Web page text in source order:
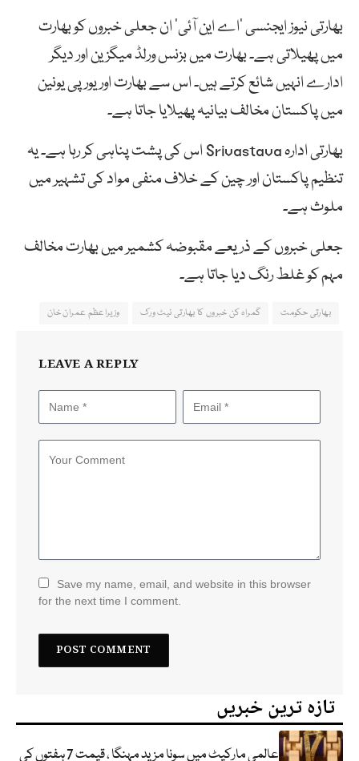
بھارتی نیوز ایجنسی ’اے این آئی‘ ان جعلی خبروں کو بھارت
میں پھیلاتی ہے۔ بھارت میں بزنس ورلڈ میگزین اور دیگر
ادارے انہیں شائع کرتے ہیں۔ اس سے بھارت اور یورپی یونین
میں پاکستان مخالف بیانیہ پھیلایا جاتا ہے۔
بھارتی ادارہ Srivastava اس کی پشت پناہی کر رہا ہے۔ یہ
تنظیم پاکستان اور چین کے خلاف منفی مواد کی تشہیر میں
ملوث ہے۔
جعلی خبروں کے ذریعے مقبوضہ کشمیر میں بھارت مخالف
مہم کو غلط رنگ دیا جاتا ہے۔
بھارتی حکومت گمراہ کن خبروں کا بھارتی نیٹ ورک وزیراعظم عمران خان
LEAVE A REPLY
Save my name, email, and website in this browser
for the next time I comment.
تازہ ترین خبریں
عالمی مارکیٹ میں سونا مزید مہنگا ، قیمت 7 ہفتوں کی